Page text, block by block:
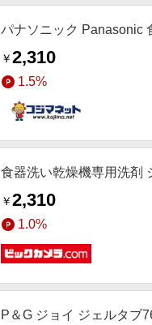
パナソニック Panasonic
￥2,310
1.5%
食器洗い乾燥機専用洗剤
￥2,310
1.0%
P＆G ジョイ ジェルタブ